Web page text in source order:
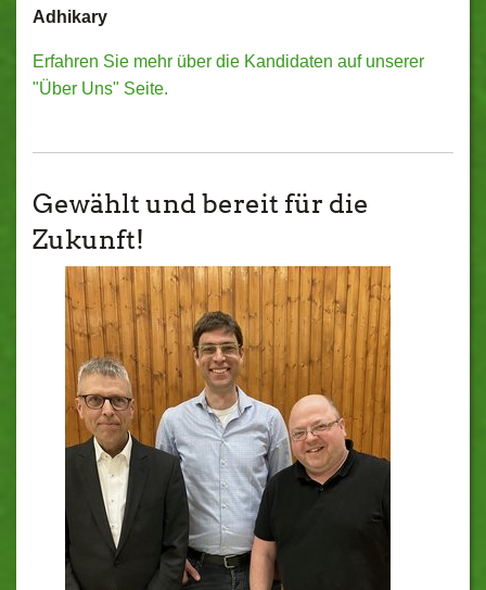
Adhikary
Erfahren Sie mehr über die Kandidaten auf unserer
"Über Uns" Seite.
Gewählt und bereit für die
Zukunft!